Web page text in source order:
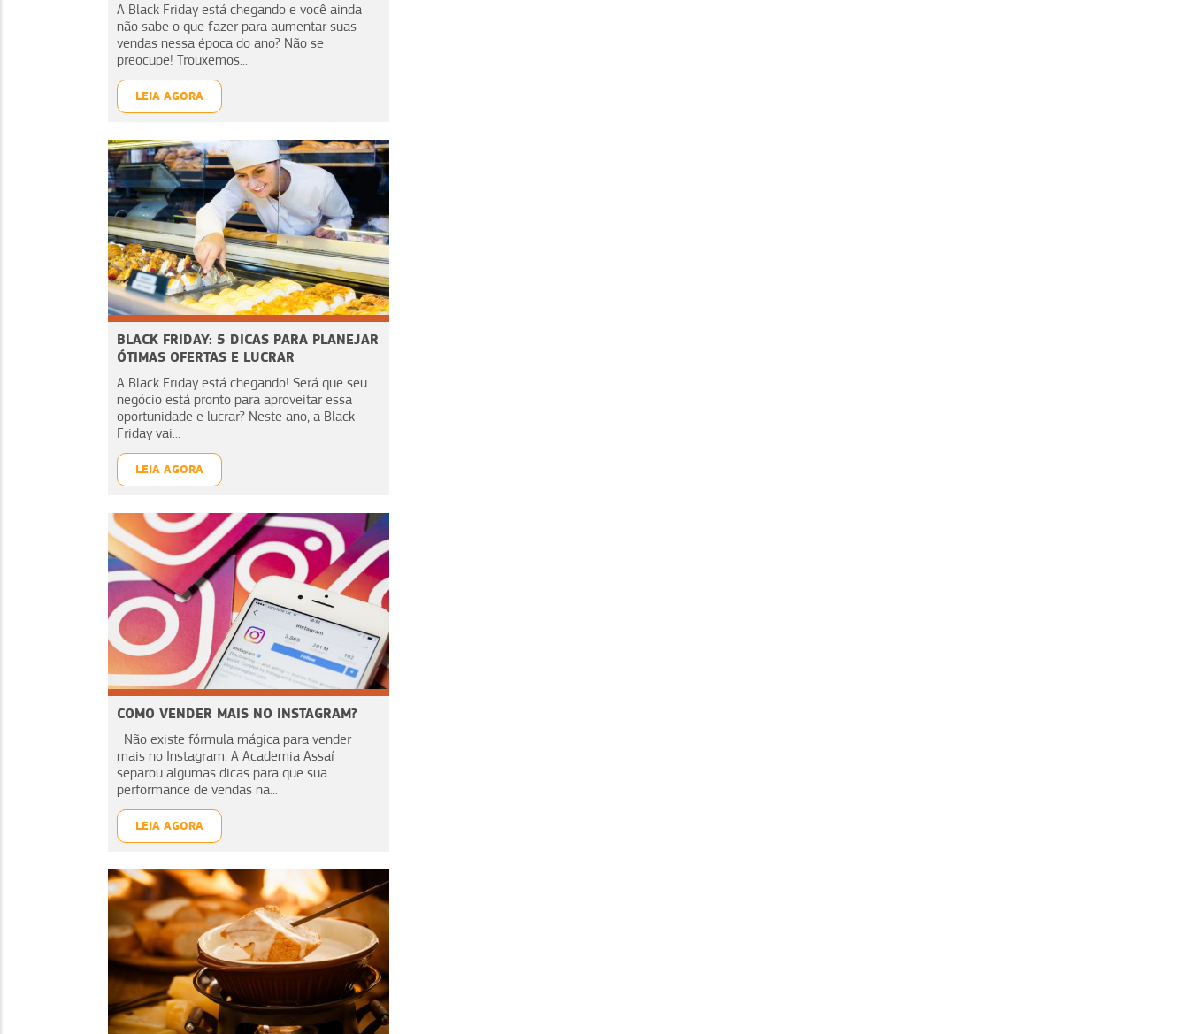
A Black Friday está chegando e você ainda
não sabe o que fazer para aumentar suas
vendas nessa época do ano? Não se
preocupe! Trouxemos...
LEIA AGORA
BLACK FRIDAY: 5 DICAS PARA PLANEJAR
ÓTIMAS OFERTAS E LUCRAR
A Black Friday está chegando! Será que seu
negócio está pronto para aproveitar essa
oportunidade e lucrar? Neste ano, a Black
Friday vai...
LEIA AGORA
COMO VENDER MAIS NO INSTAGRAM?
Não existe fórmula mágica para vender
mais no Instagram. A Academia Assaí
separou algumas dicas para que sua
performance de vendas na...
LEIA AGORA